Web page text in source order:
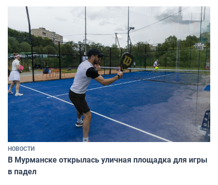
НОВОСТИ
В Мурманске открылась уличная площадка для игры
в падел